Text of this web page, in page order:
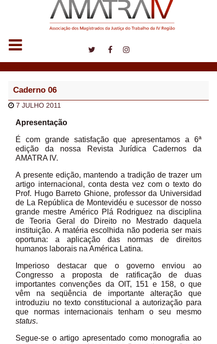
Caderno 06
7 JULHO 2011
Apresentação
É com grande satisfação que apresentamos a 6ª
edição da nossa Revista Jurídica Cadernos da
AMATRA IV.
A presente edição, mantendo a tradição de trazer um
artigo internacional, conta desta vez com o texto do
Prof. Hugo Barreto Ghione, professor da Universidad
de La República de Montevidéu e sucessor de nosso
grande mestre Américo Plá Rodriguez na disciplina
de Teoria Geral do Direito no Mestrado daquela
instituição. A matéria escolhida não poderia ser mais
oportuna: a aplicação das normas de direitos
humanos laborais na América Latina.
Imperioso destacar que o governo enviou ao
Congresso a proposta de ratificação de duas
importantes convenções da OIT, 151 e 158, o que
vêm na seqüência de importante alteração que
introduziu no texto constitucional a autorização para
que normas internacionais tenham o seu mesmo
status.
Segue-se o artigo apresentado como monografia ao